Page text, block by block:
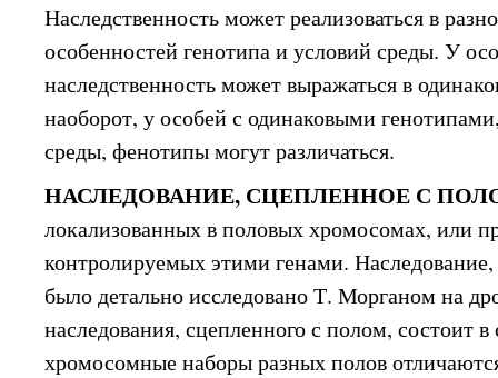
Наследственность может реализоваться в
особенностей генотипа и условий среды. У
наследственность может выражаться в
наоборот, у особей с одинаковыми
среды, фенотипы могут различаться.
НАСЛЕДОВАНИЕ, СЦЕПЛЕННОЕ С
локализованных в половых хромосомах, или
контролируемых этими генами.
было детально исследовано Т. Морганом на
наследования, сцепленного с полом, состоит
хромосомные наборы разных полов